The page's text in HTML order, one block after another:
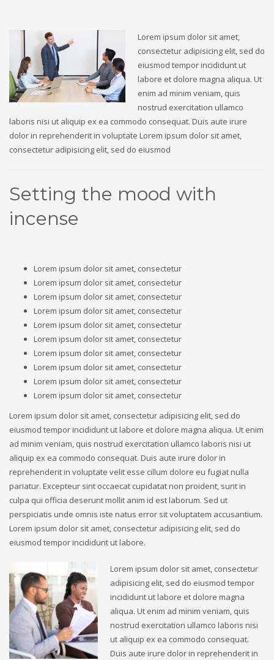
Lorem ipsum dolor sit amet,
consectetur adipisicing elit, sed do
eiusmod tempor incididunt ut
labore et dolore magna aliqua. Ut
enim ad minim veniam, quis
nostrud exercitation ullamco
laboris nisi ut aliquip ex ea commodo consequat. Duis aute irure
dolor in reprehenderit in voluptate Lorem ipsum dolor sit amet,
consectetur adipisicing elit, sed do eiusmod
Setting the mood with
incense
Lorem ipsum dolor sit amet, consectetur
Lorem ipsum dolor sit amet, consectetur
Lorem ipsum dolor sit amet, consectetur
Lorem ipsum dolor sit amet, consectetur
Lorem ipsum dolor sit amet, consectetur
Lorem ipsum dolor sit amet, consectetur
Lorem ipsum dolor sit amet, consectetur
Lorem ipsum dolor sit amet, consectetur
Lorem ipsum dolor sit amet, consectetur
Lorem ipsum dolor sit amet, consectetur
Lorem ipsum dolor sit amet, consectetur adipisicing elit, sed do
eiusmod tempor incididunt ut labore et dolore magna aliqua. Ut enim
ad minim veniam, quis nostrud exercitation ullamco laboris nisi ut
aliquip ex ea commodo consequat. Duis aute irure dolor in
reprehenderit in voluptate velit esse cillum dolore eu fugiat nulla
pariatur. Excepteur sint occaecat cupidatat non proident, sunt in
culpa qui officia deserunt mollit anim id est laborum. Sed ut
perspiciatis unde omnis iste natus error sit voluptatem accusantium.
Lorem ipsum dolor sit amet, consectetur adipisicing elit, sed do
eiusmod tempor incididunt ut labore.
Lorem ipsum dolor sit amet, consectetur
adipisicing elit, sed do eiusmod tempor
incididunt ut labore et dolore magna
aliqua. Ut enim ad minim veniam, quis
nostrud exercitation ullamco laboris nisi
ut aliquip ex ea commodo consequat.
Duis aute irure dolor in reprehenderit in